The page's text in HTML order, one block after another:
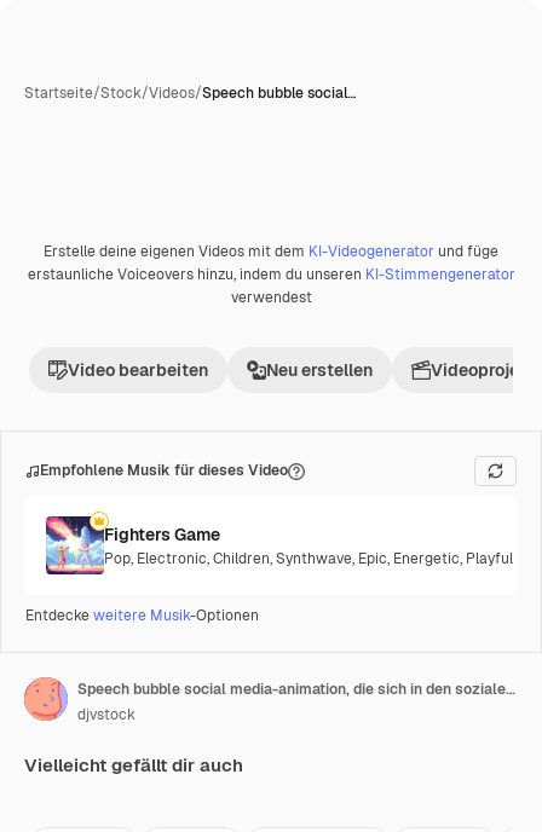
Startseite/Stock/Videos/Speech bubble social…
Premium
Erstelle deine eigenen Videos mit dem KI-Videogenerator und füge
erstaunliche Voiceovers hinzu, indem du unseren KI-Stimmengenerator
verwendest
Video bearbeiten Neu erstellen Videoprojekt
Empfohlene Musik für dieses Video
Fighters Game
Pop, Electronic,Children,Synthwave, Epic, Energetic, Playful
Entdeckeweitere Musik-Optionen
Speech bubble social media-animation, die sich in den sozialen netzwerken entwickelt hat.
djvstock
Vielleicht gefällt dir auch